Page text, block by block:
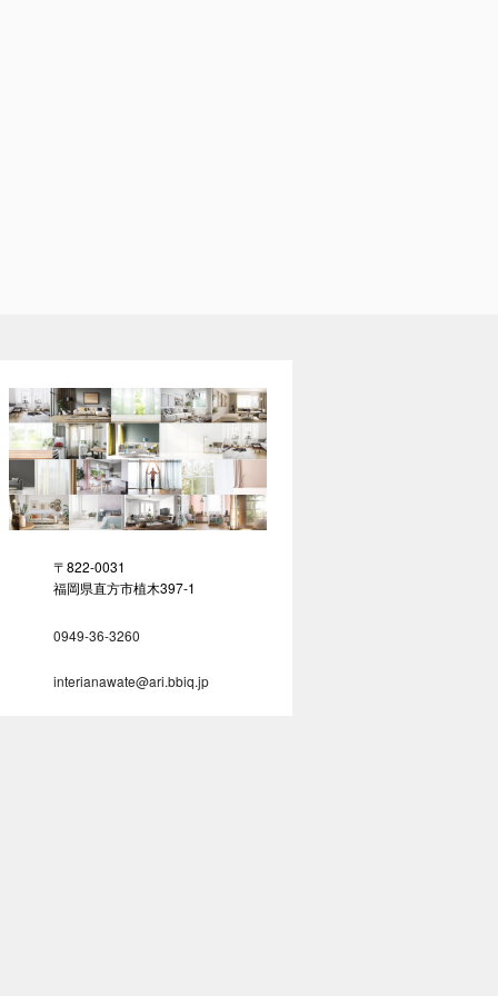
〒822-0031
福岡県直方市植木397-1
0949-36-3260
interianawate@ari.bbiq.jp